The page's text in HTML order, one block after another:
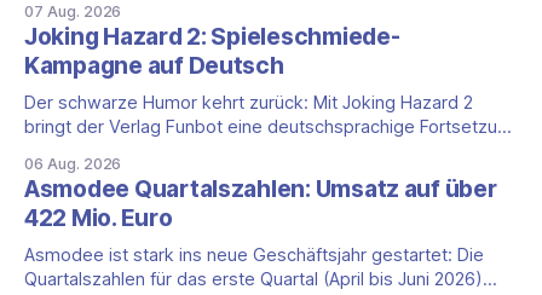
Tekhenu und Tzolk'in gehören. Der Aufhänger ist ein
ungewöhnlicher Perspektivwechsel: Sie steuern nicht die
eigene Zivilisation, sondern eine hochentwickelte
außerirdische Gottheit, die vier
07 Aug. 2026
Joking Hazard 2: Spieleschmiede-
Kampagne auf Deutsch
Der schwarze Humor kehrt zurück: Mit Joking Hazard 2
bringt der Verlag Funbot eine deutschsprachige Fortsetzung
Happiness (Explosm) auf die Spieleschmiede. Wir ordnen
ein, was die Kampagne unter dem Motto „Die fiesen
Comics sind zurück!" bietet und wo sie schweigt.
06 Aug. 2026
Asmodee Quartalszahlen: Umsatz auf über
422 Mio. Euro
Asmodee ist stark ins neue Geschäftsjahr gestartet: Die
Quartalszahlen für das erste Quartal (April bis Juni 2026)